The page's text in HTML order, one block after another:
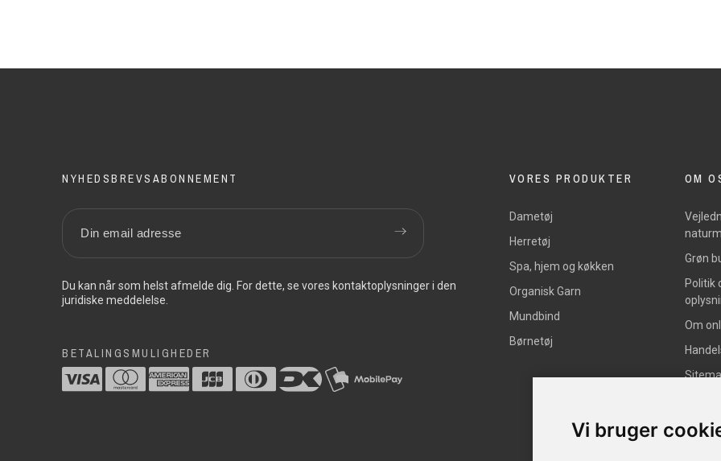
Vi bruger
NYHEDSBREVSABONNEMENT
Du kan når som helst afmelde dig. For dette, se vores kontaktoplysninger i den
juridiske meddelelse.
BETALINGSMULIGHEDER
VORES PRODUKTER
Dametøj
Herretøj
Spa, hjem og køkken
Organisk Garn
Mundbind
Børnetøj
OM
Grøn
Politik
Om